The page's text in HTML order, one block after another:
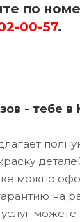
по
00-57.
- тебе в
можно
на
можете